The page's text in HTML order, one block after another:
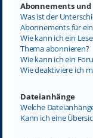
Abonnements und
Was ist der
Abonnements für
Wie kann ich ein
Thema abonnieren?
Wie kann ich ein
Wie deaktiviere ich
Dateianhänge
Welche
Kann ich eine